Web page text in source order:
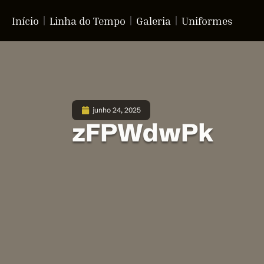
Início Linha do Tempo Galeria Uniformes
junho 24, 2025
zFPWdwPk